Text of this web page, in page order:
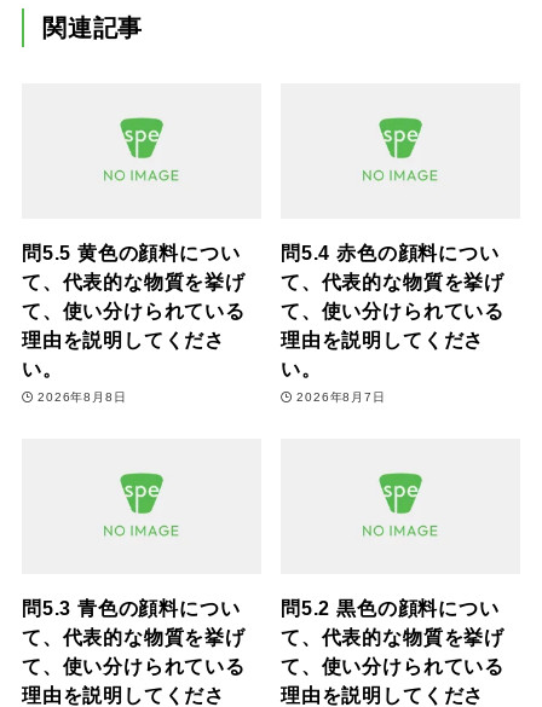
関連記事
問5.5 黄色の顔料につい
て、代表的な物質を挙げ
て、使い分けられている
理由を説明してくださ
い。
2026年8月8日
問5.4 赤色の顔料につい
て、代表的な物質を挙げ
て、使い分けられている
理由を説明してくださ
い。
2026年8月7日
問5.3 青色の顔料につい
て、代表的な物質を挙げ
て、使い分けられている
理由を説明してくださ
問5.2 黒色の顔料につい
て、代表的な物質を挙げ
て、使い分けられている
理由を説明してくださ